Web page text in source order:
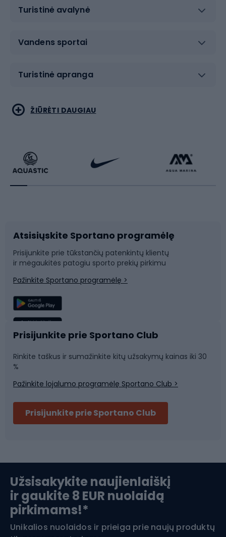
Turistinė avalynė
Vandens sportai
Turistinė apranga
Bėgimas
Dviratininkų apranga
Dviračių dalys
Laipiojimas
Žvejyba
Sportinė medicina
Koviniai sportai
Rakečių sportas
Rogutės ir čiuožynės
Snieglenčių sportas
Plaukimas
Komandinis sportas
Slidinėjimas
Apranga žiemos sportui
Šiaurietiškas ėjimas
ŽIŪRĖTI DAUGIAU
Atsisiųskite Sportano programėlę
Prisijunkite prie tūkstančių patenkintų klientų
ir mėgaukitės patogiu sporto prekių pirkimu
Pažinkite Sportano programėlę >
Prisijunkite prie Sportano Club
Rinkite taškus ir sumažinkite kitų užsakymų kainas iki 30
%
Pažinkite lojalumo programėlę Sportano Club >
Prisijunkite prie Sportano Club
Užsisakykite naujienlaiškį
ir gaukite 8 EUR nuolaidą
pirkimams!*
Unikalios nuolaidos ir prieiga prie naujų produktų